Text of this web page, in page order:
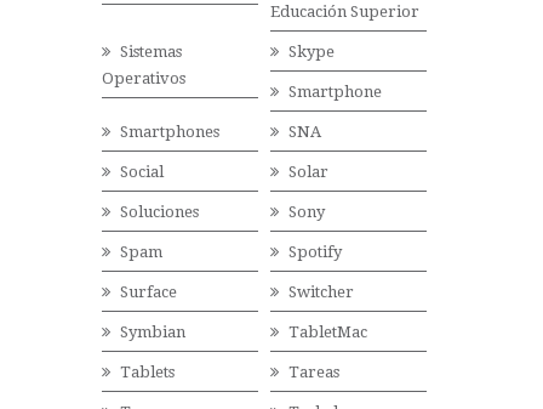
Educación Superior
Sistemas
Operativos
Skype
Smartphone
Smartphones SNA
Social Solar
Soluciones Sony
Spam Spotify
Surface Switcher
Symbian TabletMac
Tablets Tareas